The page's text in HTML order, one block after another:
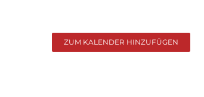
ZUM KALENDER HINZUFÜGEN